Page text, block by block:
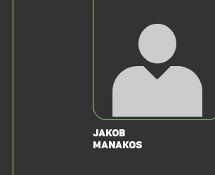
Jakob
Manakos